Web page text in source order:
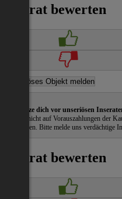
Inserat bewerten
Schütze dich vor unseriösen
Gehe nicht auf Vorauszahlungen der
zu haben. Bitte melde uns verdächtige
Inserat bewerten